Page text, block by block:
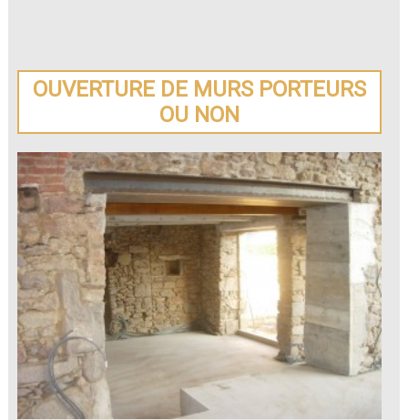
OUVERTURE DE MURS PORTEURS
OU NON